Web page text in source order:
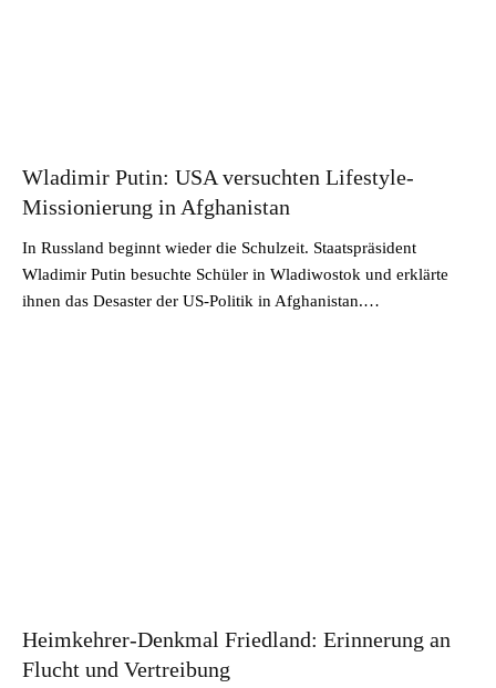
Wladimir Putin: USA versuchten Lifestyle-
Missionierung in Afghanistan
In Russland beginnt wieder die Schulzeit. Staatspräsident
Wladimir Putin besuchte Schüler in Wladiwostok und erklärte
ihnen das Desaster der US-Politik in Afghanistan.…
Heimkehrer-Denkmal Friedland: Erinnerung an
Flucht und Vertreibung